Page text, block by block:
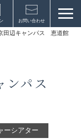
お問い合わせ
田辺キャンパス 恵道館
ンパス
ーシアター